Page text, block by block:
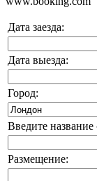
Дата заезда:
Дата выезда:
Город:
Введите название
Размещение: